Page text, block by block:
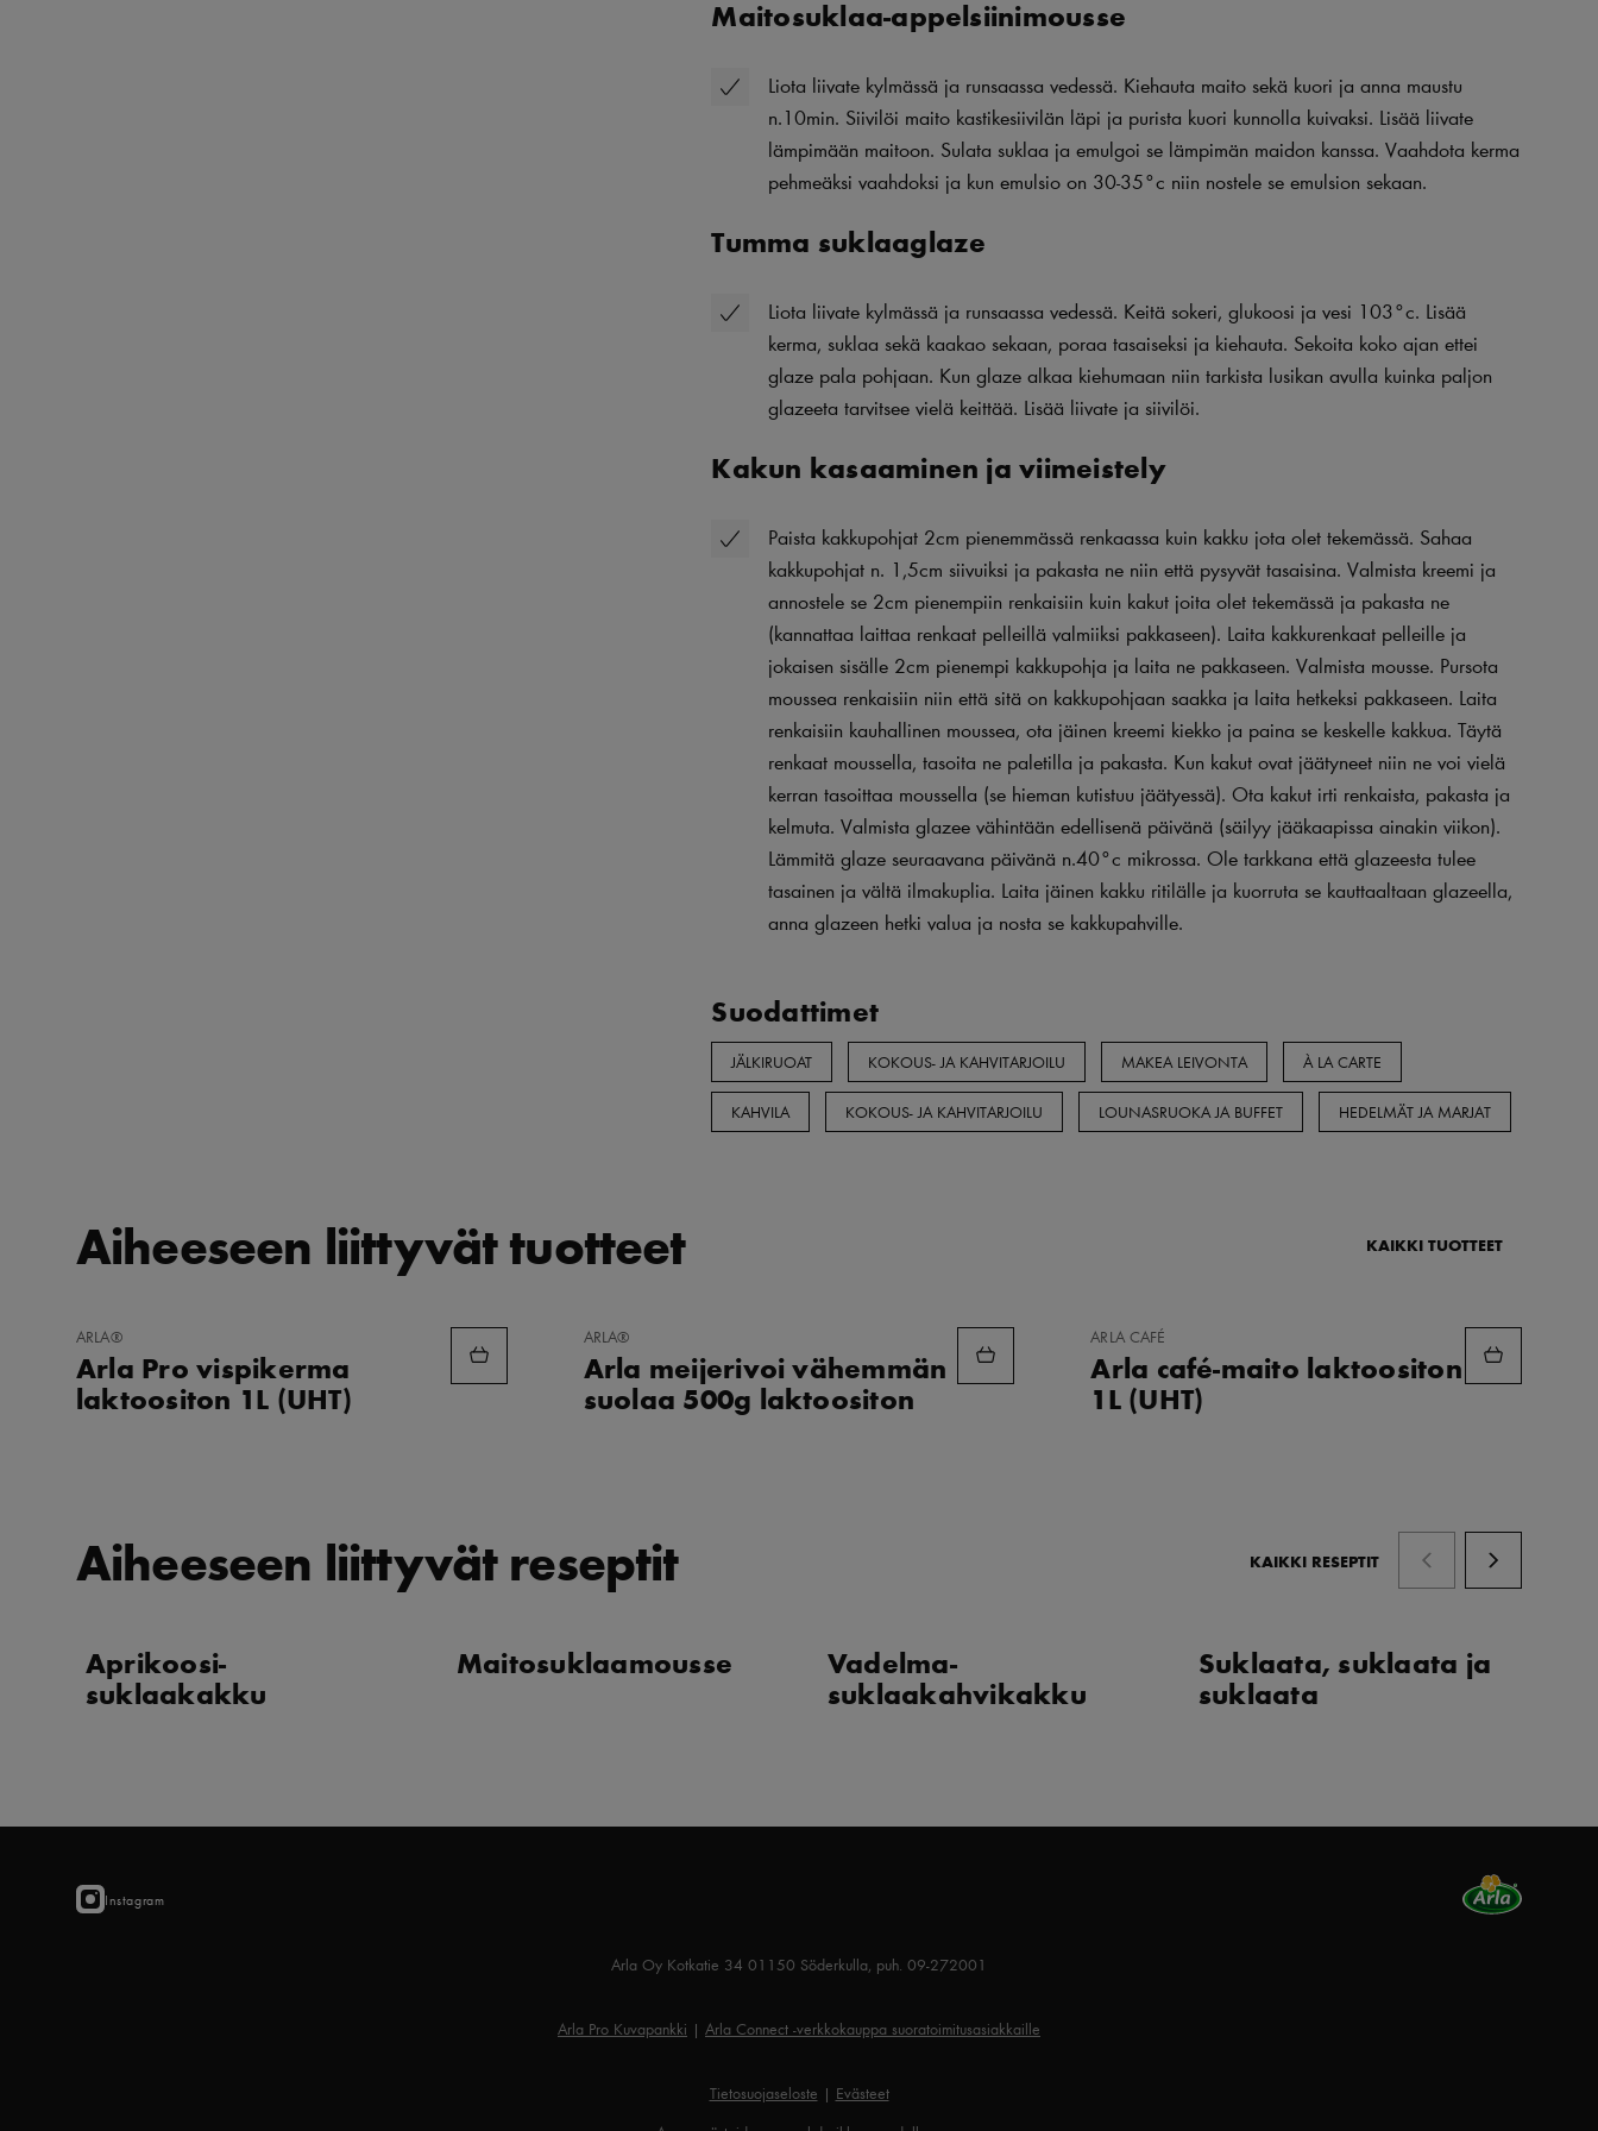
Maitosuklaa-appelsiinimousse
Liota liivate kylmässä ja runsaassa vedessä. Kiehauta maito sekä kuori ja anna maustu
n.10min. Siivilöi maito kastikesiivilän läpi ja purista kuori kunnolla kuivaksi. Lisää liivate
lämpimään maitoon. Sulata suklaa ja emulgoi se lämpimän maidon kanssa. Vaahdota kerma
pehmeäksi vaahdoksi ja kun emulsio on 30-35°c niin nostele se emulsion sekaan.
Tumma suklaaglaze
Liota liivate kylmässä ja runsaassa vedessä. Keitä sokeri, glukoosi ja vesi 103°c. Lisää
kerma, suklaa sekä kaakao sekaan, poraa tasaiseksi ja kiehauta. Sekoita koko ajan ettei
glaze pala pohjaan. Kun glaze alkaa kiehumaan niin tarkista lusikan avulla kuinka paljon
glazeeta tarvitsee vielä keittää. Lisää liivate ja siivilöi.
Kakun kasaaminen ja viimeistely
Paista kakkupohjat 2cm pienemmässä renkaassa kuin kakku jota olet tekemässä. Sahaa
kakkupohjat n. 1,5cm siivuiksi ja pakasta ne niin että pysyvät tasaisina. Valmista kreemi ja
annostele se 2cm pienempiin renkaisiin kuin kakut joita olet tekemässä ja pakasta ne
(kannattaa laittaa renkaat pelleillä valmiiksi pakkaseen). Laita kakkurenkaat pelleille ja
jokaisen sisälle 2cm pienempi kakkupohja ja laita ne pakkaseen. Valmista mousse. Pursota
moussea renkaisiin niin että sitä on kakkupohjaan saakka ja laita hetkeksi pakkaseen. Laita
renkaisiin kauhallinen moussea, ota jäinen kreemi kiekko ja paina se keskelle kakkua. Täytä
renkaat moussella, tasoita ne paletilla ja pakasta. Kun kakut ovat jäätyneet niin ne voi vielä
kerran tasoittaa moussella (se hieman kutistuu jäätyessä). Ota kakut irti renkaista, pakasta ja
kelmuta. Valmista glazee vähintään edellisenä päivänä (säilyy jääkaapissa ainakin viikon).
Lämmitä glaze seuraavana päivänä n.40°c mikrossa. Ole tarkkana että glazeesta tulee
tasainen ja vältä ilmakuplia. Laita jäinen kakku ritilälle ja kuorruta se kauttaaltaan glazeella,
anna glazeen hetki valua ja nosta se kakkupahville.
Suodattimet
JÄLKIRUOAT KOKOUS- JA KAHVITARJOILU MAKEA LEIVONTA À LA CARTE
KAHVILA KOKOUS- JA KAHVITARJOILU LOUNASRUOKA JA BUFFET HEDELMÄT JA MARJAT
Aiheeseen liittyvät tuotteet KAIKKI TUOTTEET
LISÄÄ
ARLA®
Arla Pro vispikerma
laktoositon 1L (UHT)
LISÄÄ
ARLA®
Arla meijerivoi vähemmän
suolaa 500g laktoositon
LISÄÄ
ARLA CAFÉ
Arla café-maito laktoositon
1L (UHT)
Aiheeseen liittyvät reseptit KAIKKI RESEPTIT
Aprikoosi-
suklaakakku
Maitosuklaamousse
Vadelma-
suklaakahvikakku
Suklaata, suklaata ja
suklaata
Instagram
Arla Oy Kotkatie 34 01150 Söderkulla, puh. 09-272001
Arla Pro Kuvapankki | Arla Connect -verkkokauppa suoratoimitusasiakkaille
Tietosuojaseloste | Evästeet